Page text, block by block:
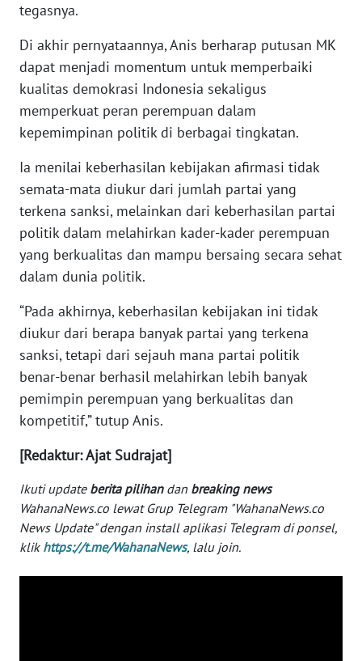
tegasnya.
Di akhir pernyataannya, Anis berharap putusan MK
dapat menjadi momentum untuk memperbaiki
kualitas demokrasi Indonesia sekaligus
memperkuat peran perempuan dalam
kepemimpinan politik di berbagai tingkatan.
Ia menilai keberhasilan kebijakan afirmasi tidak
semata-mata diukur dari jumlah partai yang
terkena sanksi, melainkan dari keberhasilan partai
politik dalam melahirkan kader-kader perempuan
yang berkualitas dan mampu bersaing secara sehat
dalam dunia politik.
“Pada akhirnya, keberhasilan kebijakan ini tidak
diukur dari berapa banyak partai yang terkena
sanksi, tetapi dari sejauh mana partai politik
benar-benar berhasil melahirkan lebih banyak
pemimpin perempuan yang berkualitas dan
kompetitif,” tutup Anis.
[Redaktur: Ajat Sudrajat]
Ikuti update berita pilihandan breaking news
WahanaNews.co lewat Grup Telegram "WahanaNews.co
News Update" dengan install aplikasi Telegram di ponsel,
klik https://t.me/WahanaNews, lalu join.
WN
WN
DAIRI
WN
TOBA
WN
WN
LANGKAT
TAPANULI
SELATAN
WN
TANJUNG
KARO
WN
SIMALUNGUN